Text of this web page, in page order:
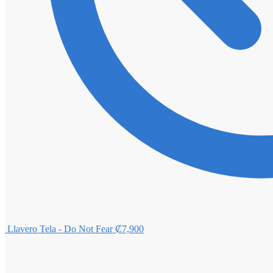
Llavero Tela - Do Not Fear ₡7,900